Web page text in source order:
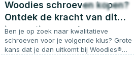
204 4.9
Woodies schroeven kopen?
Ontdek de kracht van dit
innovatieve merk
Ben je op zoek naar kwalitatieve
schroeven voor je volgende klus? Grote
kans dat je dan uitkomt bij Woodies®